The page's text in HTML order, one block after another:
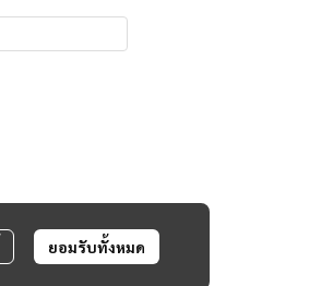
ยอมรับทั้งหมด